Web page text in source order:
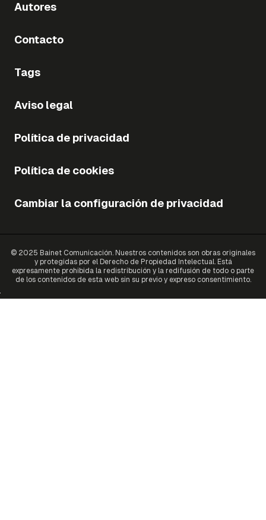
Autores
Contacto
Tags
Aviso legal
Política de privacidad
Política de cookies
Cambiar la configuración de privacidad
© 2025 Bainet Comunicación. Nuestros contenidos son obras originales
y protegidas por el Derecho de Propiedad Intelectual. Está
expresamente prohibida la redistribución y la redifusión de todo o parte
de los contenidos de esta web sin su previo y expreso consentimiento.